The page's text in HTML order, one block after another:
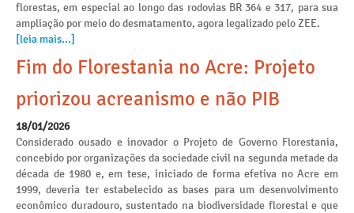
florestas, em especial ao longo das rodovias BR 364 e 317, para sua
ampliação por meio do desmatamento, agora legalizado pelo ZEE.
[leia mais...]
Fim do Florestania no Acre: Projeto
priorizou acreanismo e não PIB
18/01/2026
Considerado ousado e inovador o Projeto de Governo Florestania,
concebido por organizações da sociedade civil na segunda metade da
década de 1980 e, em tese, iniciado de forma efetiva no Acre em
1999, deveria ter estabelecido as bases para um desenvolvimento
econômico duradouro, sustentado na biodiversidade florestal e que